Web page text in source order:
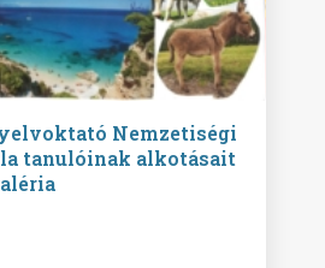
Nemzetiségi
tanulóinak alkotásait